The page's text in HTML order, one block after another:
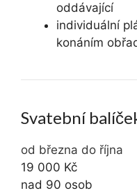
oddávající
individuální
konáním
Svatební
od března do října
19 000 Kč
nad 90 osob